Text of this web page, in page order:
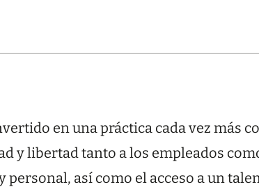
en una práctica cada vez más
y libertad tanto a los empleados
así como el acceso a un